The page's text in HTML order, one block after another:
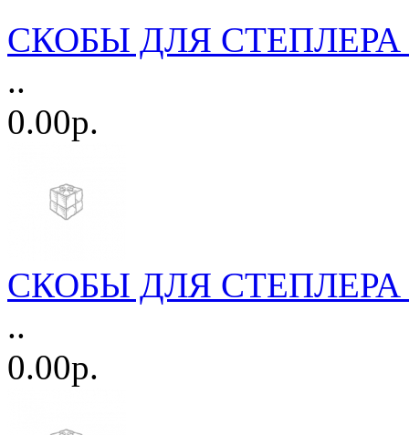
СКОБЫ ДЛЯ СТЕПЛЕРА
..
0.00р.
СКОБЫ ДЛЯ СТЕПЛЕРА
..
0.00р.